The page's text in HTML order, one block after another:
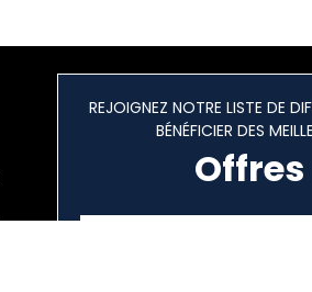
REJOIGNEZ NOTRE LISTE DE
BÉNÉFICIER DES
Offres